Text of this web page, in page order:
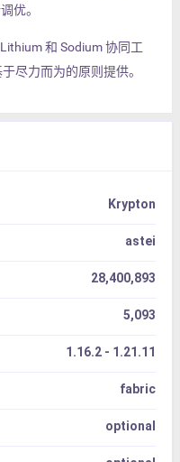
优。
和 Sodium 协同工
尽力而为的原则提供。
Krypton
astei
28,400,893
5,093
1.16.2 - 1.21.11
fabric
optional